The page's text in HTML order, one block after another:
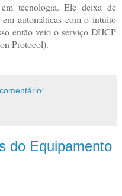
tecnologia. Ele deixa de
em automáticas com o intuito
então veio o serviço DHCP
Protocol).
do Equipamento